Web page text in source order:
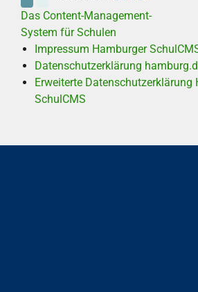
Das Content-Management-
System für Schulen
Impressum Hamburger
Datenschutzerklärung
Erweiterte Datenschutzerklärung
SchulCMS